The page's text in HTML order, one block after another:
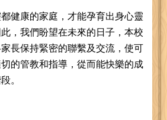
健康的家庭，才能孕育出身心靈
，我們盼望在未來的日子，本校
長保持緊密的聯繫及交流，使可
的管教和指導，從而能快樂的成
。